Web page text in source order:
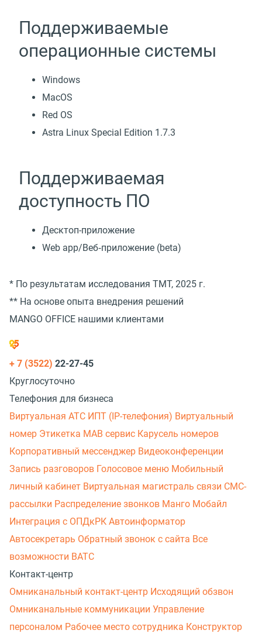
Поддерживаемые
операционные системы
Windows
MacOS
Red OS
Astra Linux Special Edition 1.7.3
Поддерживаемая
доступность ПО
Десктоп-приложение
Web app/Веб‑приложение (beta)
* По результатам исследования TMT, 2025 г.
** На основе опыта внедрения решений
MANGO OFFICE нашими клиентами
+ 7 (3522) 22-27-45
Круглосуточно
Телефония для бизнеса
Виртуальная АТС ИПТ (IP-телефония) Виртуальный
номер Этикетка МАВ сервис Карусель номеров
Корпоративный мессенджер Видеоконференции
Запись разговоров Голосовое меню Мобильный
личный кабинет Виртуальная магистраль связи СМС-
рассылки Распределение звонков Манго Мобайл
Интеграция с ОПДкРК Автоинформатор
Автосекретарь Обратный звонок с сайта Все
возможности ВАТС
Контакт-центр
Омниканальный контакт-центр Исходящий обзвон
Омниканальные коммуникации Управление
персоналом Рабочее место сотрудника Конструктор